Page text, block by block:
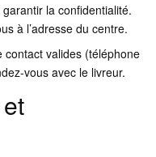
la confidentialité.
à l’adresse du centre.
contact valides (téléphone
vous avec le livreur.